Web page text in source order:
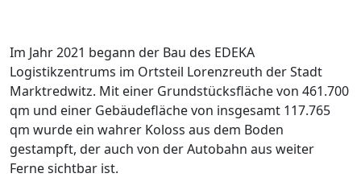
Im Jahr 2021 begann der Bau des EDEKA
Logistikzentrums im Ortsteil Lorenzreuth der Stadt
Marktredwitz. Mit einer Grundstücksfläche von 461.700
qm und einer Gebäudefläche von insgesamt 117.765
qm wurde ein wahrer Koloss aus dem Boden
gestampft, der auch von der Autobahn aus weiter
Ferne sichtbar ist.